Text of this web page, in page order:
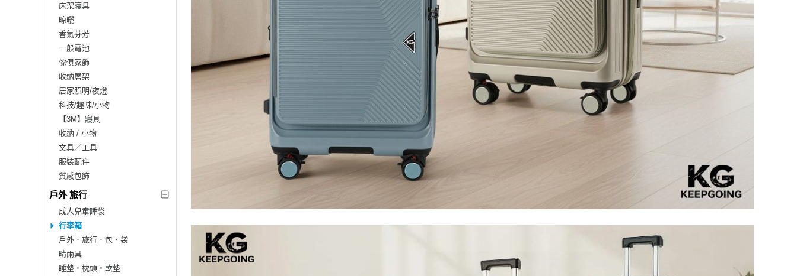
床架寢具
晾曬
香氣芬芳
一般電池
傢俱家飾
收納層架
居家照明/夜燈
科技/趣味/小物
【3M】寢具
收納 / 小物
文具／工具
服裝配件
質感包飾
戶外 旅行
成人兒童睡袋
行李箱
戶外．旅行．包．袋
晴雨具
睡墊‧枕頭‧軟墊